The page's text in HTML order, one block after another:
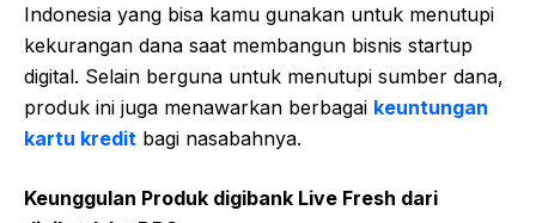
Indonesia yang bisa kamu gunakan untuk menutupi
kekurangan dana saat membangun bisnis startup
digital. Selain berguna untuk menutupi sumber dana,
produk ini juga menawarkan berbagai keuntungan
kartu kredit bagi nasabahnya.
Keunggulan Produk digibank Live Fresh dari